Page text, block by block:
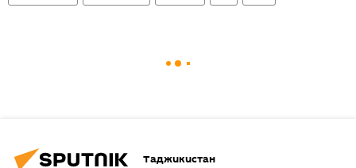
Таджикистан